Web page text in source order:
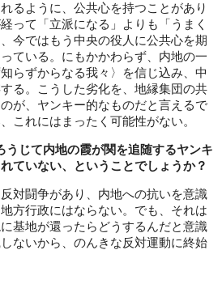
るように、公共心を持つことがあり
って「立派になる」よりも「うまく
今ではもう中央の役人に公共心を期
ている。にもかかわらず、内地の一
らずからなる我々〉を信じ込み、中
る。こうした劣化を、地縁集団の共
が、ヤンキー的なものだと言えるで
これにはまったく可能性がない。
じて内地の霞が関を追随するヤンキ
ていない、ということでしょうか？
対闘争があり、内地への抗いを意識
方行政にはならない。でも、それは
基地が還ったらどうするんだと意識
ないから、のんきな反対運動に終始